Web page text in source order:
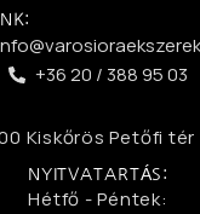
+36 20 / 388 95 03
Kiskőrös Petőfi tér
NYITVATARTÁS:
Hétfő - Péntek: